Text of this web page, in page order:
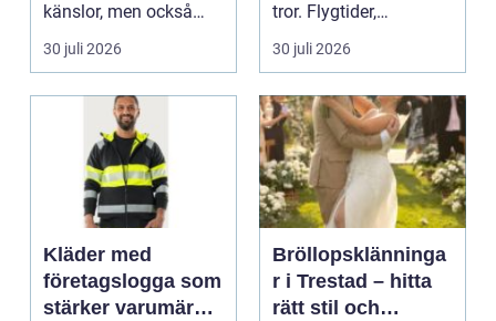
känslor, men också
praktiska beslut. En b...
30 juli 2026
tror. Flygtider,
packning, säker...
30 juli 2026
Kläder med
företagslogga som
stärker varumärket
Bröllopsklänninga
r i Trestad – hitta
rätt stil och